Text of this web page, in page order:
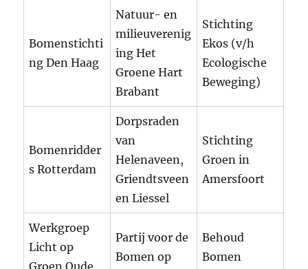
Bomenstichti
ng Den Haag
Natuur- en
milieuverenig
ing Het
Groene Hart
Brabant
Stichting
Ekos (v/h
Ecologische
Beweging)
Bomenridder
s Rotterdam
Dorpsraden
van
Helenaveen,
Griendtsveen
en Liessel
Stichting
Groen in
Amersfoort
Werkgroep
Licht op
Groen Oude
Partij voor de
Bomen op
Behoud
Bomen